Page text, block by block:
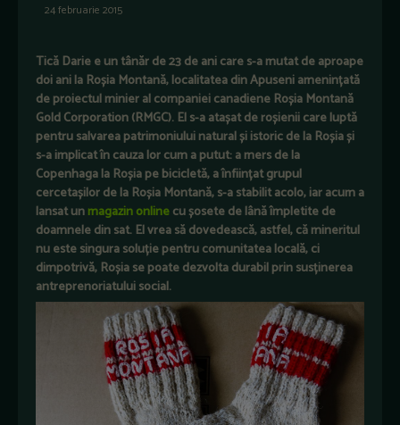
24 februarie 2015
Tică Darie e un tânăr de 23 de ani care s-a mutat de aproape
doi ani la Roșia Montană, localitatea din Apuseni amenințată
de proiectul minier al companiei canadiene Roșia Montană
Gold Corporation (RMGC). El s-a atașat de roșienii care luptă
pentru salvarea patrimoniului natural și istoric de la Roșia și
s-a implicat în cauza lor cum a putut: a mers de la
Copenhaga la Roșia pe bicicletă, a înființat grupul
cercetașilor de la Roșia Montană, s-a stabilit acolo, iar acum a
lansat unmagazin onlinecu șosete de lână împletite de
doamnele din sat. El vrea să dovedească, astfel, că mineritul
nu este singura soluție pentru comunitatea locală, ci
dimpotrivă, Roșia se poate dezvolta durabil prin susținerea
antreprenoriatului social.